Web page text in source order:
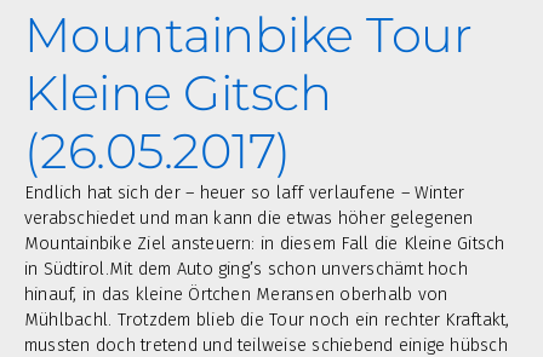
Mountainbike Tour
Kleine Gitsch
(26.05.2017)
Endlich hat sich der – heuer so laff verlaufene – Winter
verabschiedet und man kann die etwas höher gelegenen
Mountainbike Ziel ansteuern: in diesem Fall die Kleine Gitsch
in Südtirol.Mit dem Auto ging’s schon unverschämt hoch
hinauf, in das kleine Örtchen Meransen oberhalb von
Mühlbachl. Trotzdem blieb die Tour noch ein rechter Kraftakt,
mussten doch tretend und teilweise schiebend einige hübsch